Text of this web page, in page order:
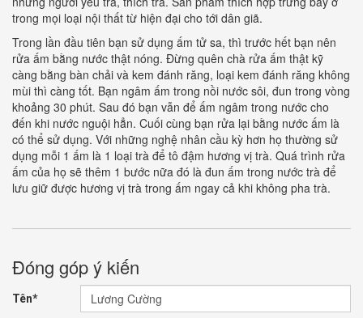
trong mọi loại nội thất từ hiện đại cho tới dân giã.
Trong lần đầu tiên bạn sử dụng ấm tử sa, thì trước hết bạn nên
rửa ấm bằng nước thật nóng. Đừng quên chà rửa ấm thật kỹ
càng bằng bàn chải và kem đánh răng, loại kem đánh răng không
mùi thì càng tốt. Bạn ngâm ấm trong nồi nước sôi, đun trong vòng
khoảng 30 phút. Sau đó bạn vẫn để ấm ngâm trong nước cho
đến khi nước nguội hẳn. Cuối cùng bạn rửa lại bằng nước ấm là
có thể sử dụng. Với những nghệ nhân cầu kỳ hơn họ thường sử
dụng mỗi 1 ấm là 1 loại trà để tô đậm hương vị trà. Quá trình rửa
ấm của họ sẽ thêm 1 bước nữa đó là đun ấm trong nước trà để
lưu giữ được hương vị trà trong ấm ngay cả khi không pha trà.
Đóng góp ý kiến
Tên*